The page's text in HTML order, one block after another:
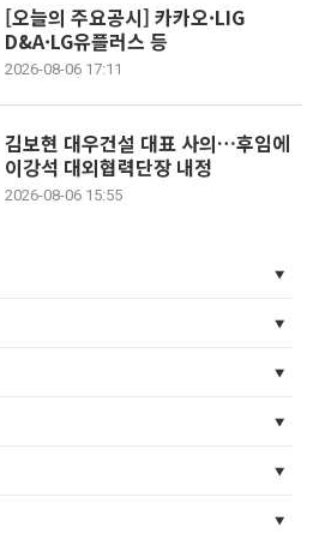
[오늘의 주요공시] 카카오·LIG
D&A·LG유플러스 등
2026-08-06 17:11
김보현 대우건설 대표 사의…후임에
이강석 대외협력단장 내정
2026-08-06 15:55